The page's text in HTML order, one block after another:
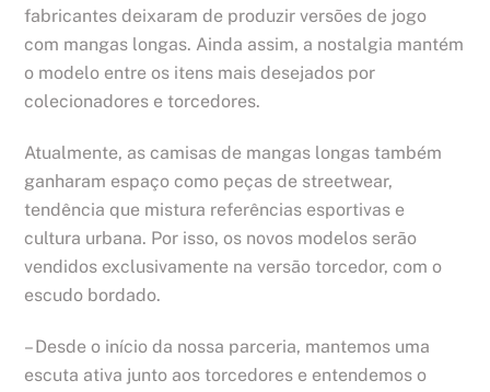
fabricantes deixaram de produzir versões de jogo
com mangas longas. Ainda assim, a nostalgia mantém
o modelo entre os itens mais desejados por
colecionadores e torcedores.
Atualmente, as camisas de mangas longas também
ganharam espaço como peças de streetwear,
tendência que mistura referências esportivas e
cultura urbana. Por isso, os novos modelos serão
vendidos exclusivamente na versão torcedor, com o
escudo bordado.
– Desde o início da nossa parceria, mantemos uma
escuta ativa junto aos torcedores e entendemos o